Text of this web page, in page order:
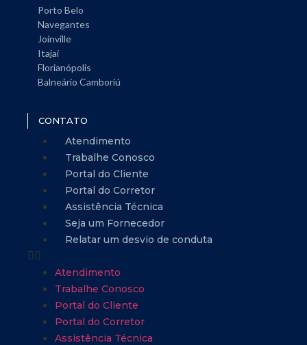
Porto Belo
Navegantes
Joinville
Itajaí
Florianópolis
Balneário Camboriú
CONTATO
Atendimento
Trabalhe Conosco
Portal do Cliente
Portal do Corretor
Assistência Técnica
Seja um Fornecedor
Relatar um desvio de conduta
Atendimento
Trabalhe Conosco
Portal do Cliente
Portal do Corretor
Assistência Técnica